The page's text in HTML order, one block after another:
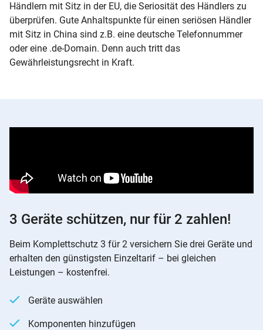
Händlern mit Sitz in der EU, die Seriosität des Händlers zu
überprüfen. Gute Anhaltspunkte für einen seriösen Händler
mit Sitz in China sind z.B. eine deutsche Telefonnummer
oder eine .de-Domain. Denn auch tritt das
Gewährleistungsrecht in Kraft.
3 Geräte schützen, nur für 2 zahlen!
Beim Komplettschutz 3 für 2 versichern Sie drei Geräte und
erhalten den günstigsten Einzeltarif – bei gleichen
Leistungen – kostenfrei.
Geräte auswählen
Komponenten hinzufügen